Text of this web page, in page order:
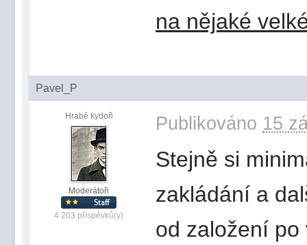
na nějaké
Pavel_P
Hrabě kydoň
Moderátoři
4 203 příspěvků(y)
Publikováno 15
Stejně si
zakládání a
od založení